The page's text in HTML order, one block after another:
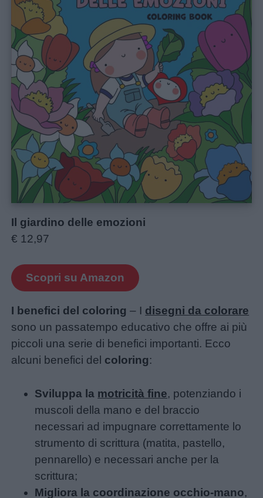
Il giardino delle emozioni
€ 12,97
Scopri su Amazon
I benefici del coloring – I disegni da colorare
sono un passatempo educativo che offre ai più
piccoli una serie di benefici importanti. Ecco
alcuni benefici del coloring:
Sviluppa la motricità fine, potenziando i
muscoli della mano e del braccio
necessari ad impugnare correttamente lo
strumento di scrittura (matita, pastello,
pennarello) e necessari anche per la
scrittura;
Migliora la coordinazione occhio-mano,